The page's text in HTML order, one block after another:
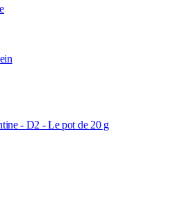
- D2 - Le pot de 20 g